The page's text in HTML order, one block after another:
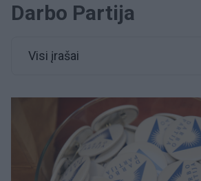
Darbo Partija
Visi įrašai